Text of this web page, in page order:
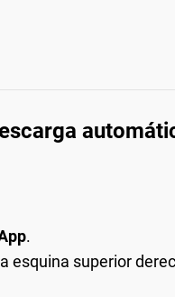
.
esquina superior